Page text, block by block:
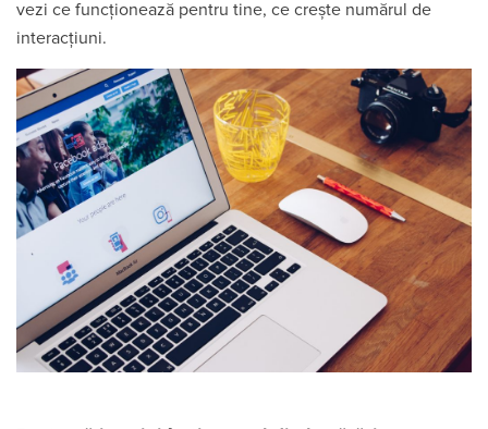
vezi ce funcționează pentru tine, ce crește numărul de
interacțiuni.